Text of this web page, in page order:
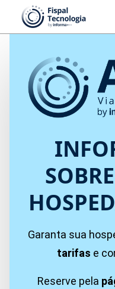
Garanta sua
tarifas e
Reserve pela